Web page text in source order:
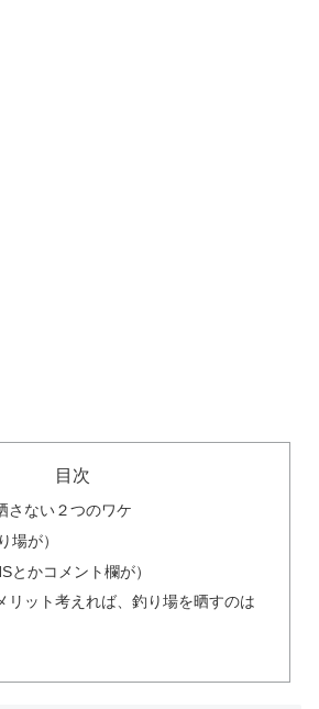
目次
さない２つのワケ
場が）
とかコメント欄が）
リット考えれば、釣り場を晒すのは